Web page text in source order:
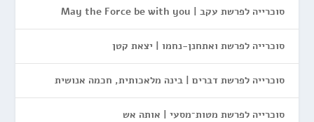
סוכרייה לפרשת עקב | May the Force be with you
סוכרייה לפרשת ואתחנן-נחמו | יצאת קטן
סוכרייה לפרשת דברים | בינה מלאכותית, חכמה אנושית
סוכרייה לפרשת מטות־מסעי | אותה אש